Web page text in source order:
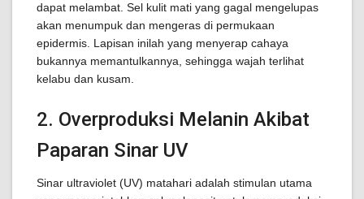
dapat melambat. Sel kulit mati yang gagal mengelupas
akan menumpuk dan mengeras di permukaan
epidermis. Lapisan inilah yang menyerap cahaya
bukannya memantulkannya, sehingga wajah terlihat
kelabu dan kusam.
2. Overproduksi Melanin Akibat
Paparan Sinar UV
Sinar ultraviolet (UV) matahari adalah stimulan utama